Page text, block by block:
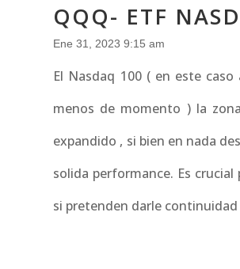
QQQ- ETF
Ene 31, 2023 9:15 am
El Nasdaq 100 ( en este
menos de momento ) la
expandido , si bien en nada
solida performance. Es
si pretenden darle